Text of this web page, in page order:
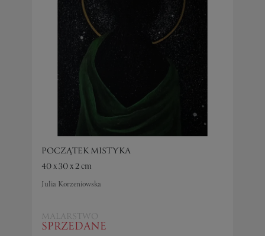
POCZĄTEK MISTYKA
40 x 30 x 2 cm
Julia Korzeniowska
MALARSTWO
SPRZEDANE